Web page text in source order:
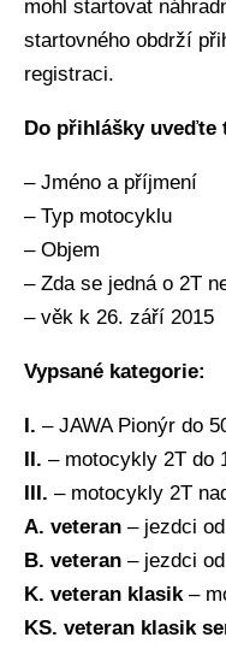
mohl startovat
startovného obdrží
registraci.
Do přihlášky uveďte
– Jméno a příjmení
– Typ motocyklu
– Objem
– Zda se jedná o 2T
– věk k 26. září 2015
Vypsané kategorie:
I. – JAWA Pionýr do
II. – motocykly 2T do
III. – motocykly 2T
A. veteran – jezdci
B. veteran – jezdci
K. veteran klasik–
KS. veteran klasik